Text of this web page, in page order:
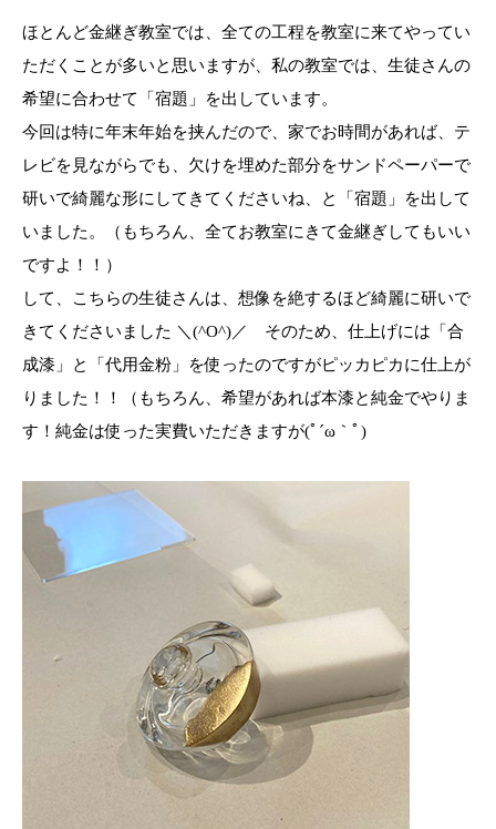
ほとんど金継ぎ教室では、全ての工程を教室に来てやってい
ただくことが多いと思いますが、私の教室では、生徒さんの
希望に合わせて「宿題」を出しています。
今回は特に年末年始を挟んだので、家でお時間があれば、テ
レビを見ながらでも、欠けを埋めた部分をサンドペーパーで
研いで綺麗な形にしてきてくださいね、と「宿題」を出して
いました。（もちろん、全てお教室にきて金継ぎしてもいい
ですよ！！）
して、こちらの生徒さんは、想像を絶するほど綺麗に研いで
きてくださいました ＼(^O^)／ そのため、仕上げには「合
成漆」と「代用金粉」を使ったのですがピッカピカに仕上が
りました！！（もちろん、希望があれば本漆と純金でやりま
す！純金は使った実費いただきますが(ﾟ´ω｀ﾟ)